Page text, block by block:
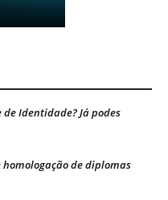
Identidade? Já podes
homologação de diplomas